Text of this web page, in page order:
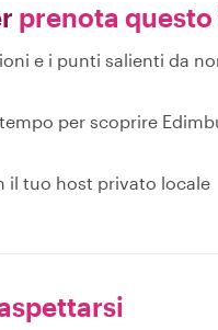
prenota
e i punti salienti da
per scoprire
il tuo host privato locale